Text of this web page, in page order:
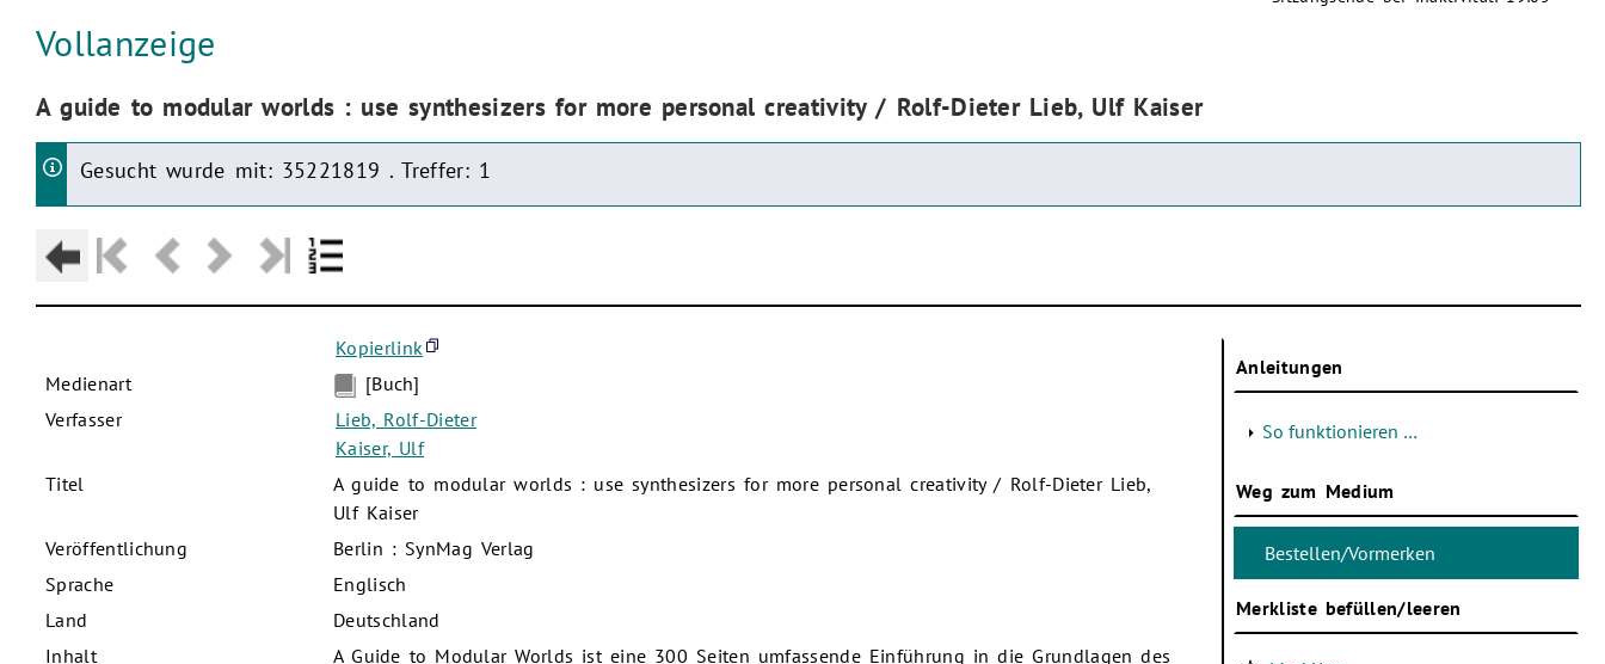
Aktuelle Seite:
Vollanzeige
Aktuelle Seite:
A guide to modular worlds : use synthesizers for more personal creativity / Rolf-Dieter Lieb, Ulf Kaiser
Gesucht wurde mit: 35221819 . Treffer: 1
Kopierlink
Medienart
[Buch]
Verfasser
Lieb, Rolf-Dieter
Kaiser, Ulf
Titel
A guide to modular worlds : use synthesizers for more personal creativity / Rolf-Dieter Lieb,
Ulf Kaiser
Veröffentlichung
Berlin : SynMag Verlag
Sprache
Englisch
Land
Deutschland
Inhalt
A Guide to Modular Worlds ist eine 300 Seiten umfassende Einführung in die Grundlagen des
Anleitungen
So funktionieren …
Weg zum Medium
Merkliste befüllen/leeren